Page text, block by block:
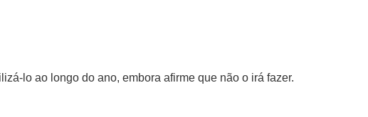
lo ao longo do ano, embora afirme que não o irá fazer.